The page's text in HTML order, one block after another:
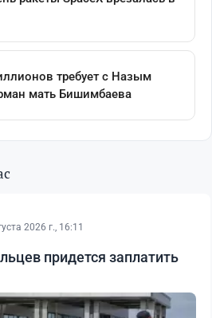
2026 г., 16:11
придется заплатить